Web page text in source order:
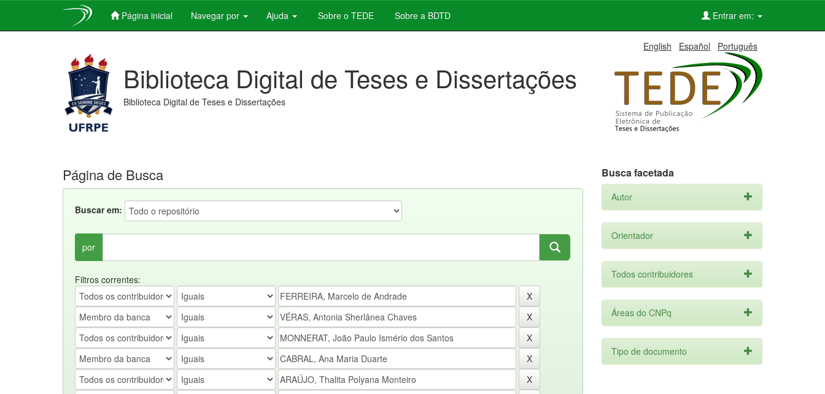
Página inicial Navegar por Ajuda Sobre o TEDE Sobre a BDTD Entrar em:
English Español Português
Biblioteca Digital de Teses e Dissertações
Biblioteca Digital de Teses e Dissertações
Página de Busca
Buscar em:
por
Filtros correntes:
Busca facetada
Autor
Orientador
Todos contribuidores
Áreas do CNPq
Tipo de documento